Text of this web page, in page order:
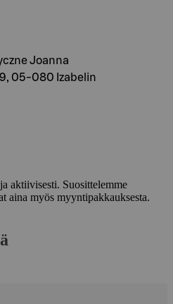
Joanna
05-080 Izabelin
aktiivisesti. Suosittelemme
aina myös myyntipakkauksesta.